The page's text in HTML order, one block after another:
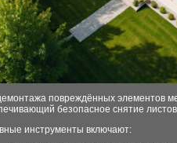
повреждённых элементов
безопасное снятие
инструменты включают: